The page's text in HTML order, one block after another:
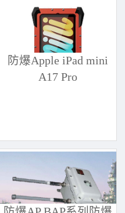
防爆Apple iPad mini
A17 Pro